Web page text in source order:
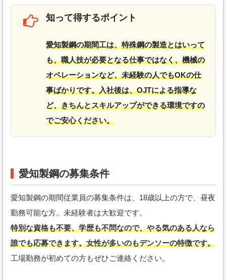
知って得するポイント
愛知製鋼の期間工は、特殊鋼の製造とはいって
も、職人技が必要となる仕事ではなく、機械の
オペレーションなど、未経験の人でもOKの仕
事ばかりです。入社後は、OJTによる指導な
ど、きちんとスキルアップができる環境ですの
でご安心ください。
愛知製鋼の募集条件
愛知製鋼の期間従業員の募集条件は、18歳以上の方で、昼夜
勤務可能な方。未経験者は大歓迎です。
特別な資格も不要、学歴も不問なので、やる気のある人なら
誰でも応募できます。女性が多いのもデンソーの特徴です。
工場勤務が初めての方もぜひご連絡ください。